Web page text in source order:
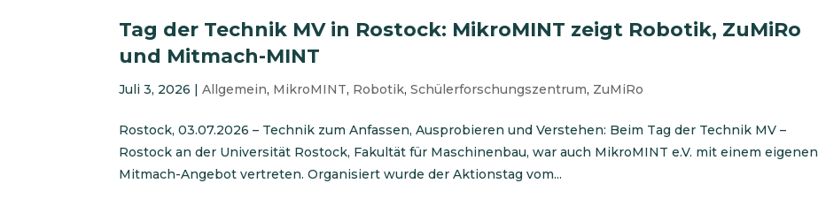
Tag der Technik MV in Rostock: MikroMINT zeigt Robotik, ZuMiRo
und Mitmach-MINT
Juli 3, 2026 |Allgemein, MikroMINT, Robotik,Schülerforschungszentrum, ZuMiRo
Rostock, 03.07.2026 – Technik zum Anfassen, Ausprobieren und Verstehen: Beim Tag der Technik MV –
Rostock an der Universität Rostock, Fakultät für Maschinenbau, war auch MikroMINT e.V. mit einem eigenen
Mitmach-Angebot vertreten. Organisiert wurde der Aktionstag vom...